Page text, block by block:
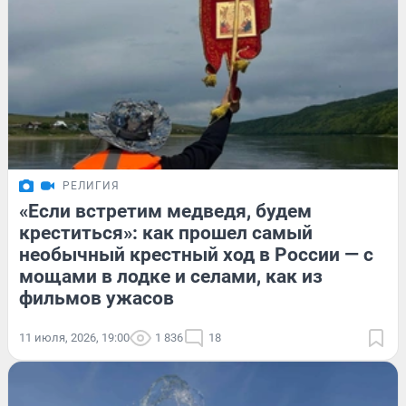
РЕЛИГИЯ
«Если встретим медведя, будем
креститься»: как прошел самый
необычный крестный ход в России — с
мощами в лодке и селами, как из
фильмов ужасов
11 июля, 2026, 19:00 1 836 18